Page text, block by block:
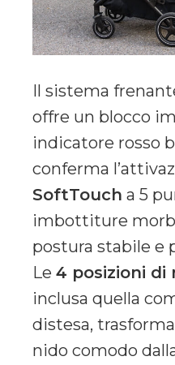
Il sistema
offre un blocco
indicatore rosso
conferma
SoftTouch a 5
imbottiture
postura stabile e
Le 4 posizioni di
inclusa quella
distesa,
nido comodo